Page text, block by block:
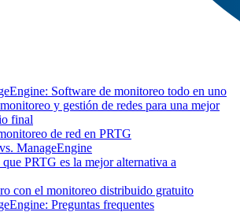
Software de monitoreo todo en uno
y gestión de redes para una mejor
final
de red en PRTG
ManageEngine
PRTG es la mejor alternativa a
con el monitoreo distribuido gratuito
Preguntas frequentes